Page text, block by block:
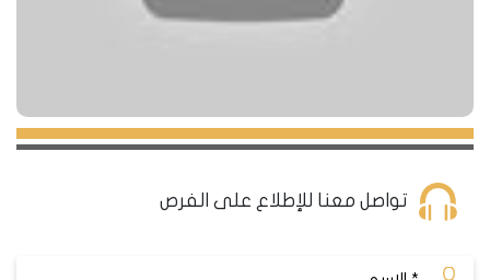
تواصل معنا للإطلاع على الفرص